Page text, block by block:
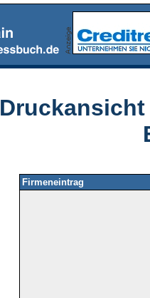
Druckansicht
Firmeneintrag